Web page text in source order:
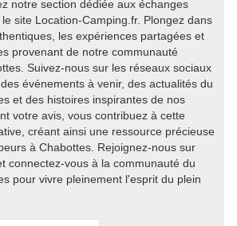
notre section dédiée aux échanges
site Location-Camping.fr. Plongez dans
les expériences partagées et
provenant de notre communauté
Suivez-nous sur les réseaux sociaux
événements à venir, des actualités du
et des histoires inspirantes de nos
votre avis, vous contribuez à cette
créant ainsi une ressource précieuse
à Chabottes. Rejoignez-nous sur
connectez-vous à la communauté du
pour vivre pleinement l'esprit du plein